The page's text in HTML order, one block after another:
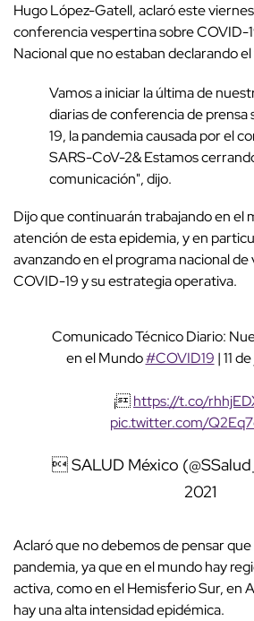
Hugo López-Gatell, aclaró este
conferencia vespertina sobre COVID-
Nacional que no estaban declarando
Vamos a iniciar la última de
diarias de conferencia de
19, la pandemia causada por el
SARS-CoV-2& Estamos
comunicación", dijo.
Dijo que continuarán trabajando en el
atención de esta epidemia, y en
avanzando en el programa nacional
COVID-19 y su estrategia operativa.
Comunicado Técnico Diario:
en el Mundo#COVID19 | 11
¡https://t.co/
pic.twitter.com/
 SALUD México
2021
Aclaró que no debemos de pensar que
pandemia, ya que en el mundo hay
activa, como en el Hemisferio Sur, en
hay una alta intensidad epidémica.